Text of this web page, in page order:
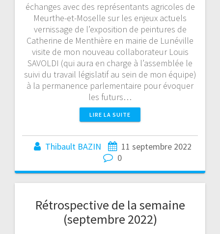
échanges avec des représentants agricoles de
Meurthe-et-Moselle sur les enjeux actuels
vernissage de l’exposition de peintures de
Catherine de Menthière en mairie de Lunéville
visite de mon nouveau collaborateur Louis
SAVOLDI (qui aura en charge à l’assemblée le
suivi du travail législatif au sein de mon équipe)
à la permanence parlementaire pour évoquer
les futurs…
LIRE LA SUITE
Thibault BAZIN
11 septembre 2022
0
Rétrospective de la semaine
(septembre 2022)